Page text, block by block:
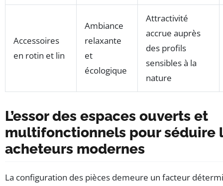
Accessoires
en rotin et lin
Ambiance
relaxante
et
écologique
Attractivité
accrue auprès
des profils
sensibles à la
nature
L’essor des espaces ouverts et
multifonctionnels pour séduire
acheteurs modernes
La configuration des pièces demeure un facteur